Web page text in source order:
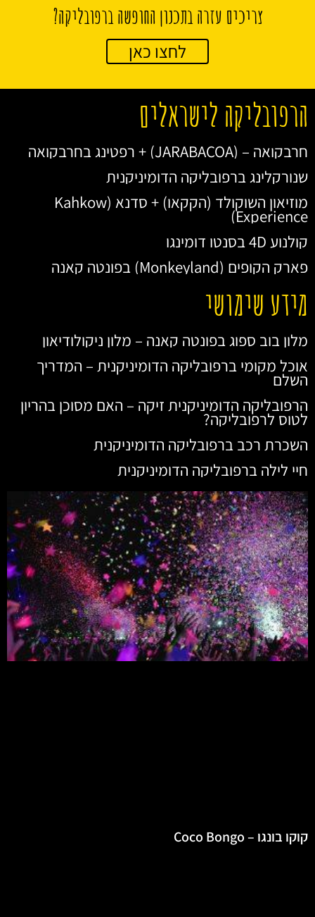
צריכים עזרה בתכנון החופשה ברפובליקה?
לחצו כאן
הרפובליקה לישראלים
חרבקואה – (JARABACOA) + רפטינג בחרבקואה
שנורקלינג ברפובליקה הדומיניקנית
מוזיאון השוקולד (הקקאו) + סדנא (Kahkow
Experience)
קולנוע 4D בסנטו דומינגו
פארק הקופים (Monkeyland) בפונטה קאנה
מידע שימושי
מלון בוב ספוג בפונטה קאנה – מלון ניקולודיאון
אוכל מקומי ברפובליקה הדומיניקנית – המדריך
השלם
הרפובליקה הדומיניקנית זיקה – האם מסוכן בהריון
לטוס לרפובליקה?
השכרת רכב ברפובליקה הדומיניקנית
חיי לילה ברפובליקה הדומיניקנית
קוקו בונגו – Coco Bongo